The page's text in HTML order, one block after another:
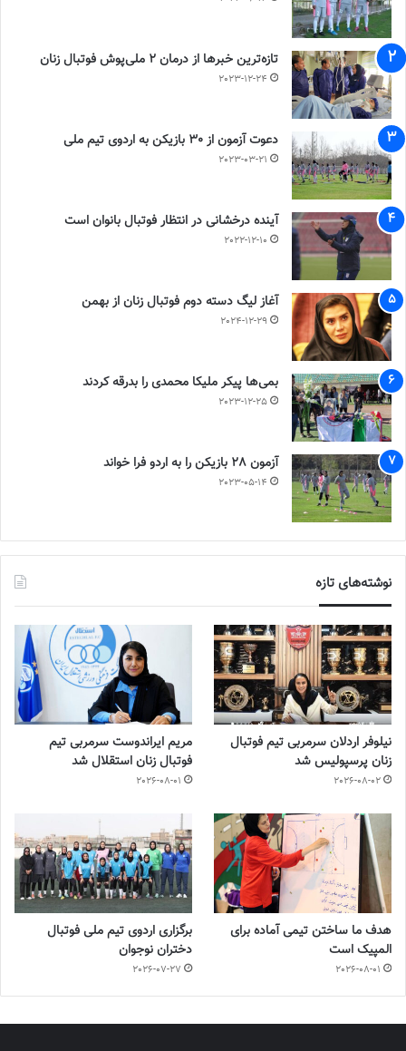
تازه‌ترین خبرها از درمان ۲ ملی‌پوش فوتبال زنان
2023-12-24
دعوت آزمون از 30 بازیکن به اردوی تیم ملی
2023-03-21
آینده درخشانی در انتظار فوتبال بانوان است
2022-12-10
آغاز لیگ دسته دوم فوتبال زنان از بهمن
2024-12-29
بمی‌ها پیکر ملیکا محمدی را بدرقه کردند
2023-12-25
آزمون 28 بازیکن را به اردو فرا خواند
2023-05-14
نوشته‌های تازه
نیلوفر اردلان سرمربی تیم فوتبال
زنان پرسپولیس شد
2026-08-02
مریم ایراندوست سرمربی تیم
فوتبال زنان استقلال شد
2026-08-01
هدف ما ساختن تیمی آماده برای
المپیک است
2026-08-01
برگزاری اردوی تیم ملی فوتبال
دختران نوجوان
2026-07-27